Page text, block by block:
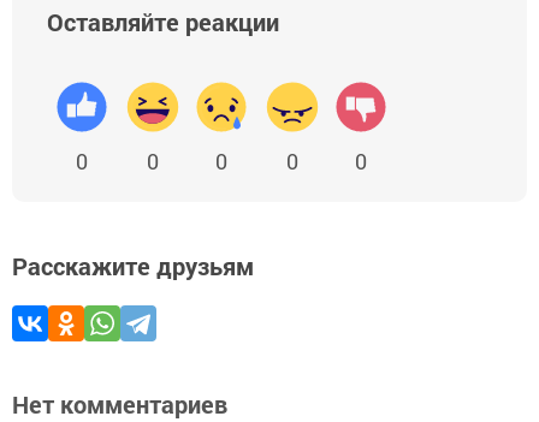
Оставляйте реакции
0 0 0 0 0
Расскажите друзьям
Нет комментариев